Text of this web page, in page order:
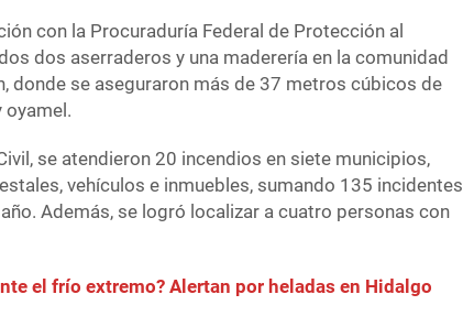
con la Procuraduría Federal de Protección al
dos aserraderos y una maderería en la comunidad
donde se aseguraron más de 37 metros cúbicos de
oyamel.
se atendieron 20 incendios en siete municipios,
vehículos e inmuebles, sumando 135 incidentes
Además, se logró localizar a cuatro personas con
el frío extremo? Alertan por heladas en Hidalgo